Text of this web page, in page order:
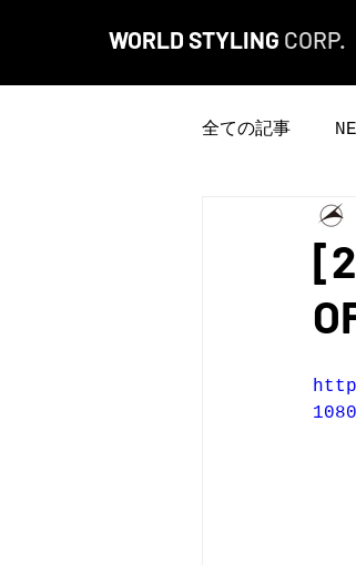
WORLD STYLING CORP.
全ての記事